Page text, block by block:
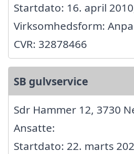
Startdato: 16. april
Virksomhedsform:
CVR: 32878466
SB gulvservice
Sdr Hammer 12, 3730
Ansatte:
Startdato: 22. marts